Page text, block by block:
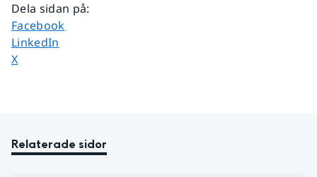
Dela sidan på:
Dela sidan på
Facebook
Dela sidan på
LinkedIn
Dela sidan på
X
Relaterade sidor